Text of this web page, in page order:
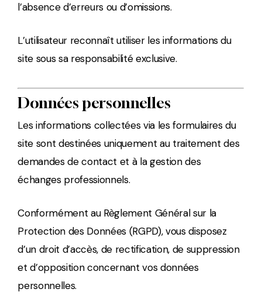
l’absence d’erreurs ou d’omissions.
L’utilisateur reconnaît utiliser les informations du
site sous sa responsabilité exclusive.
Données personnelles
Les informations collectées via les formulaires du
site sont destinées uniquement au traitement des
demandes de contact et à la gestion des
échanges professionnels.
Conformément au Règlement Général sur la
Protection des Données (RGPD), vous disposez
d’un droit d’accès, de rectification, de suppression
et d’opposition concernant vos données
personnelles.